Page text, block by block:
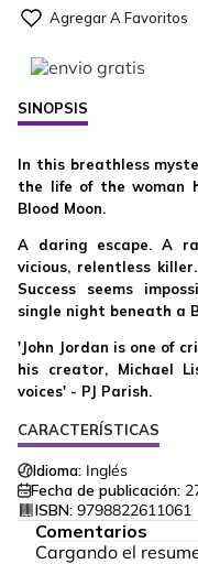
SINOPSIS
In this breathless
the life of the woman
Blood Moon.
A daring escape. A
vicious, relentless
Success seems
single night beneath a
'John Jordan is one of
his creator, Michael
voices' - PJ Parish.
CARACTERÍSTICAS
Idioma: Inglés
Fecha de publicación:
ISBN: 9798822611061
Comentarios
Cargando el